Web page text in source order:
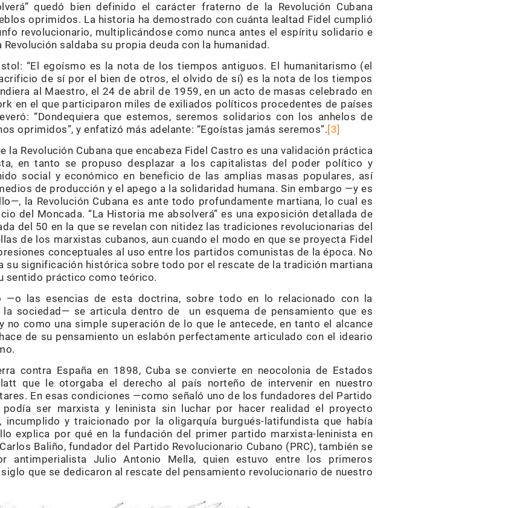
quedó bien definido el carácter fraterno de la Revolución Cubana
oprimidos. La historia ha demostrado con cuánta lealtad Fidel cumplió
revolucionario, multiplicándose como nunca antes el espíritu solidario e
saldaba su propia deuda con la humanidad.
“El egoísmo es la nota de los tiempos antiguos. El humanitarismo (el
de sí por el bien de otros, el olvido de sí) es la nota de los tiempos
al Maestro, el 24 de abril de 1959, en un acto de masas celebrado en
en el que participaron miles de exiliados políticos procedentes de países
“Dondequiera que estemos, seremos solidarios con los anhelos de
oprimidos”, y enfatizó más adelante: “Egoístas jamás seremos”. [3]
la Revolución Cubana que encabeza Fidel Castro es una validación práctica
en tanto se propuso desplazar a los capitalistas del poder político y
social y económico en beneficio de las amplias masas populares, así
de producción y el apego a la solidaridad humana. Sin embargo —y es
la Revolución Cubana es ante todo profundamente martiana, lo cual es
del Moncada. “La Historia me absolverá” es una exposición detallada de
del 50 en la que se revelan con nitidez las tradiciones revolucionarias del
de los marxistas cubanos, aun cuando el modo en que se proyecta Fidel
conceptuales al uso entre los partidos comunistas de la época. No
su significación histórica sobre todo por el rescate de la tradición martiana
sentido práctico como teórico.
—o las esencias de esta doctrina, sobre todo en lo relacionado con la
sociedad— se articula dentro de un esquema de pensamiento que es
no como una simple superación de lo que le antecede, en tanto el alcance
de su pensamiento un eslabón perfectamente articulado con el ideario
contra España en 1898, Cuba se convierte en neocolonia de Estados
que le otorgaba el derecho al país norteño de intervenir en nuestro
En esas condiciones —como señaló uno de los fundadores del Partido
ser marxista y leninista sin luchar por hacer realidad el proyecto
incumplido y traicionado por la oligarquía burgués-latifundista que había
explica por qué en la fundación del primer partido marxista-leninista en
Baliño, fundador del Partido Revolucionario Cubano (PRC), también se
antimperialista Julio Antonio Mella, quien estuvo entre los primeros
que se dedicaron al rescate del pensamiento revolucionario de nuestro